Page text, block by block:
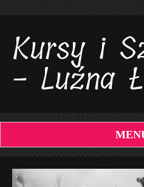
Kursy i
- Luźna